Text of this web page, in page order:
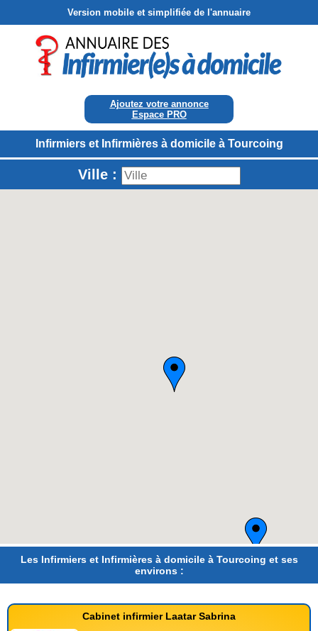
Version mobile et simplifiée de l'annuaire
Ajoutez votre annonce
Espace PRO
Infirmiers et Infirmières à domicile à Tourcoing
Ville :
Les Infirmiers et Infirmières à domicile à Tourcoing et ses
environs :
Cabinet infirmier Laatar Sabrina